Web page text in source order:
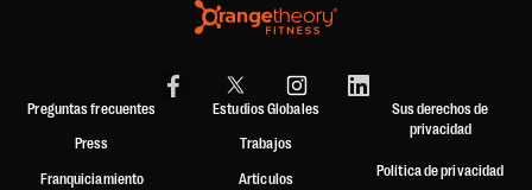
Preguntas frecuentes
Press
Franquiciamiento
Estudios Globales
Trabajos
Artículos
Sus derechos de
privacidad
Política de privacidad